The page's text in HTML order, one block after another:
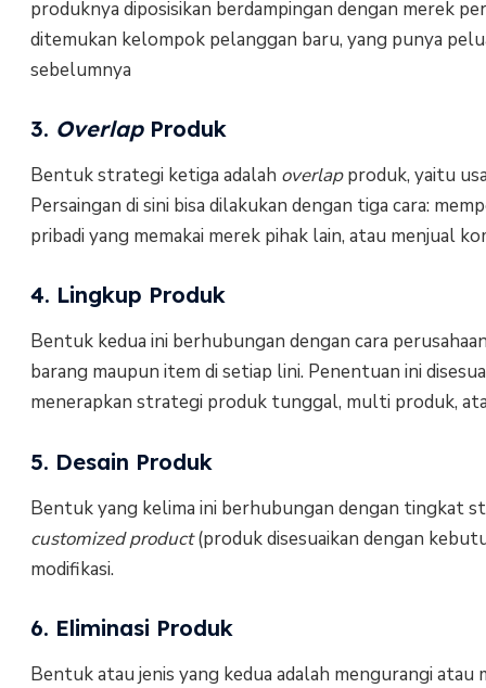
produknya diposisikan berdampingan dengan merek
ditemukan kelompok pelanggan baru, yang punya
sebelumnya
3. OverlapProduk
Bentuk strategi ketiga adalah overlapproduk, yaitu
Persaingan di sini bisa dilakukan dengan tiga cara:
pribadi yang memakai merek pihak lain, atau menjual
4. Lingkup Produk
Bentuk kedua ini berhubungan dengan cara
barang maupun item di setiap lini. Penentuan ini
menerapkan strategi produk tunggal, multi produk,
5. Desain Produk
Bentuk yang kelima ini berhubungan dengan tingkat
customized product(produk disesuaikan dengan
modifikasi.
6. Eliminasi Produk
Bentuk atau jenis yang kedua adalah mengurangi